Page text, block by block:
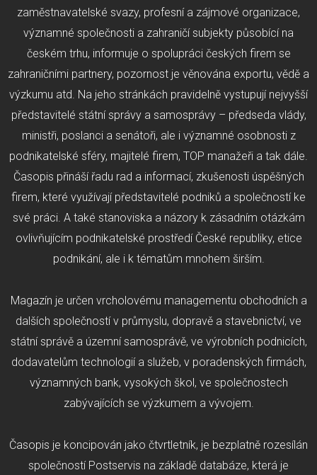
zaměstnavatelské svazy, profesní a zájmové organizace,
významné společnosti a zahraničí subjekty působící na
českém trhu, informuje o spolupráci českých firem se
zahraničními partnery, pozornost je věnována exportu, vědě a
výzkumu atd. Na jeho stránkách pravidelně vystupují nejvyšší
představitelé státní správy a samosprávy – předseda vlády,
ministři, poslanci a senátoři, ale i významné osobnosti z
podnikatelské sféry, majitelé firem, TOP manažeři a tak dále.
Časopis přináší řadu rad a informací, zkušenosti úspěšných
firem, které využívají představitelé podniků a společností ke
své práci. A také stanoviska a názory k zásadním otázkám
ovlivňujícím podnikatelské prostředí České republiky, etice
podnikání, ale i k tématům mnohem širším.
Magazín je určen vrcholovému managementu obchodních a
dalších společností v průmyslu, dopravě a stavebnictví, ve
státní správě a územní samosprávě, ve výrobních podnicích,
dodavatelům technologií a služeb, v poradenských firmách,
významných bank, vysokých škol, ve společnostech
zabývajících se výzkumem a vývojem.
Časopis je koncipován jako čtvrtletník, je bezplatně rozesílán
společností Postservis na základě databáze, která je